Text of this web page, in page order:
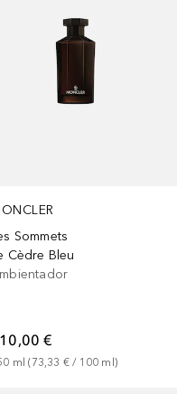
Sommets
Cèdre Bleu
€
ml (73,33 € / 100 ml)